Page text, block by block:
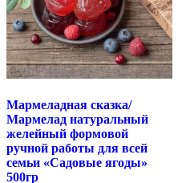
Мармеладная сказка/
Мармелад натуральный
желейный формовой
ручной работы для всей
семьи «Садовые ягоды»
500гр